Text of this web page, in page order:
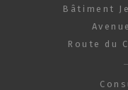
Bâtiment
Route du